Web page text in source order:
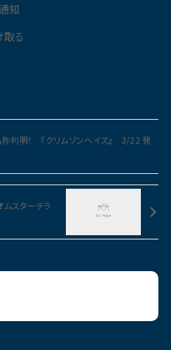
知
る
判明！ 『クリムゾンヘイズ』 3/22 発
スターチラ